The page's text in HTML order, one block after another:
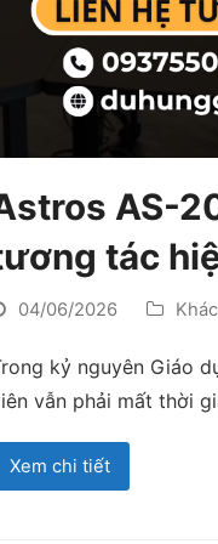
AS-
tác
04/06/2026 Khác
kỷ nguyên Giáo
vẫn phải mất thời
Xem chi tiết